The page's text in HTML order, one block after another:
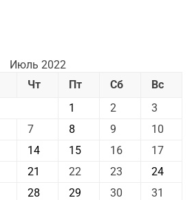
Июль 2022
Чт Пт Сб
Вс
1
2
3
7 8 9
10
14 15 16
17
21 22 23
24
28 29 30 31